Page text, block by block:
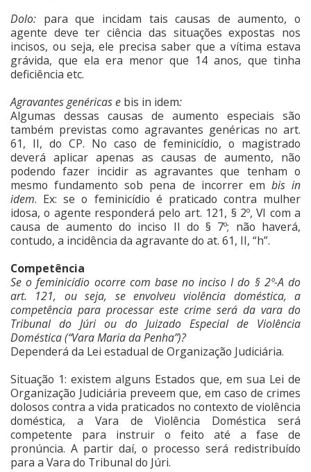
Dolo: para que incidam tais causas de aumento, o
agente deve ter ciência das situações expostas nos
incisos, ou seja, ele precisa saber que a vítima estava
grávida, que ela era menor que 14 anos, que tinha
deficiência etc.
Agravantes genéricas e bis in idem:
Algumas dessas causas de aumento especiais são
também previstas como agravantes genéricas no art.
61, II, do CP. No caso de feminicídio, o magistrado
deverá aplicar apenas as causas de aumento, não
podendo fazer incidir as agravantes que tenham o
mesmo fundamento sob pena de incorrer em bis in
idem. Ex: se o feminicídio é praticado contra mulher
idosa, o agente responderá pelo art. 121, § 2º, VI com a
causa de aumento do inciso II do § 7º; não haverá,
contudo, a incidência da agravante do at. 61, II, “h”.
Competência
Se o feminicídio ocorre com base no inciso I do § 2º-A do
art. 121, ou seja, se envolveu violência doméstica, a
competência para processar este crime será da vara do
Tribunal do Júri ou do Juizado Especial de Violência
Doméstica (“Vara Maria da Penha”)?
Dependerá da Lei estadual de Organização Judiciária.
Situação 1: existem alguns Estados que, em sua Lei de
Organização Judiciária preveem que, em caso de crimes
dolosos contra a vida praticados no contexto de violência
doméstica, a Vara de Violência Doméstica será
competente para instruir o feito até a fase de
pronúncia. A partir daí, o processo será redistribuído
para a Vara do Tribunal do Júri.